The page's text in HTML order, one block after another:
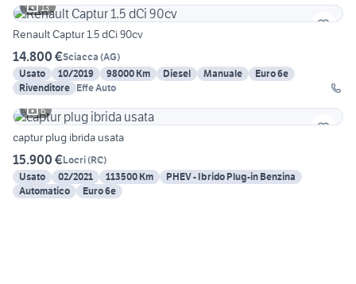
13
Renault Captur 1.5 dCi 90cv
14.800 €Sciacca (AG)
Usato
10/2019 98000 Km Diesel Manuale
Euro 6e
Rivenditore Effe Auto
6
captur plug ibrida usata
15.900 €Locri(RC)
Usato
02/2021 113500 Km
PHEV - Ibrido Plug-in Benzina
Automatico
Euro 6e